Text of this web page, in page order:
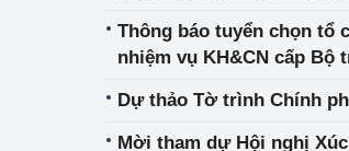
Thông báo tuyển chọn tổ
nhiệm vụ KH&CN cấp Bộ
Dự thảo Tờ trình Chính
Mời tham dự Hội nghị